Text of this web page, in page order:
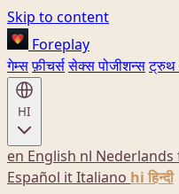
Skip to content
Foreplay
गेम्सफ़ीचर्ससेक्स पोजीशन्सट्रुथ
HI
en English nl Nederlands
Español itItaliano hi हिन्दी